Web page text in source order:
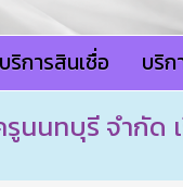
บริการสินเชื่อ บริก
นทบุรี จำกัด เ